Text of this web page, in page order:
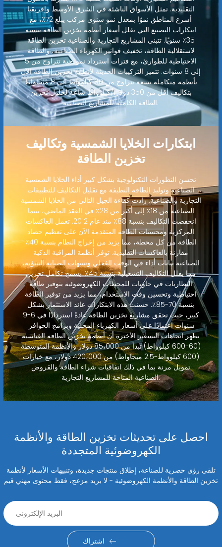
التقليدية. تمثل الأسواق الناشئة في الشرق الأوسط وإفريقيا
أسرع المناطق نموًا بمعدل نمو سنوي مركب يبلغ 72٪، مع
ابتكارات التصنيع التي تقلل أسعار أنظمة تخزين الطاقة بنسبة
35٪ سنويًا. تتبنى المشاريع التجارية والصناعية تخزين الطاقة
لاستقلالية الطاقة، تخفيف فواتير الكهرباء الصناعية، والطاقة
الاحتياطية للطوارئ، مع فترات استرداد نموذجية تتراوح من 5
إلى 8 سنوات. تتميز التركيبات الحديثة لأنظمة تخزين الطاقة الآن
بأنظمة متكاملة بسعة تتراوح من 80 كيلوواط إلى 8 ميجاواط
بتكاليف أقل من 350 دولارًا/كيلوواط ساعة لحلول تخزين
الطاقة الكاملة للمشاريع الصناعية.
ابتكارات الخلايا الشمسية وتكاليف
تخزين الطاقة
تحسن التطورات التكنولوجية بشكل كبير أداء الخلايا الشمسية
الصناعية وتوليد الطاقة النظيفة مع تقليل التكاليف للتطبيقات
التجارية والصناعية. زادت كفاءة الجيل التالي من الخلايا الشمسية
الصناعية من 18٪ إلى أكثر من 28٪ في العقد الماضي، بينما
انخفضت التكاليف بنسبة 88٪ منذ عام 2012. تعمل العاكسات
المركزية ومحسنات الطاقة المتقدمة الآن على تعظيم حصاد
الطاقة من كل محطة، مما يزيد من إخراج النظام بنسبة 40٪
مقارنة بالعاكسات التقليدية. توفر أنظمة المراقبة الذكية
الصناعية بيانات أداء في الوقت الفعلي وتنبيهات الصيانة التنبؤية،
مما يقلل التكاليف التشغيلية بنسبة 45٪. يسمح تكامل تخزين
البطاريات في حاويات للمحطات الكهروضوئية بتوفير طاقة
احتياطية وتحسين وقت الاستخدام، مما يزيد من توفير الطاقة
بنسبة 70-85٪. حسنت هذه الابتكارات عائد الاستثمار بشكل
كبير، حيث تحقق مشاريع تخزين الطاقة عادةً استردادًا في 6-9
سنوات اعتمادًا على أسعار الكهرباء المحلية وبرامج الحوافز.
تظهر اتجاهات التسعير الأخيرة أن أنظمة تخزين الطاقة القياسية
(60-600 كيلوواط) تبدأ من 85،000 دولار والأنظمة المتوسطة
(600 كيلوواط-2.5 ميجاواط) من 420،000 دولار، مع خيارات
تمويل مرنة بما في ذلك اتفاقيات شراء الطاقة والقروض
الصناعية المتاحة للمشاريع التجارية.
احصل على تحديثات تخزين الطاقة والأنظمة
الكهروضوئية المتجددة
تلقى رؤى حصرية للصناعة، إطلاق منتجات جديدة، وتنبيهات الأسعار لأنظمة
تخزين الطاقة والأنظمة الكهروضوئية - لا بريد مزعج، فقط محتوى مهني قيم
اشتراك